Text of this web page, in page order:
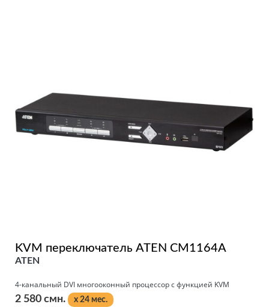
KVM переключатель ATEN CM1164A
ATEN
4-канальный DVI многооконный процессор с функцией KVM
2 580 смн.
x 24 мес.